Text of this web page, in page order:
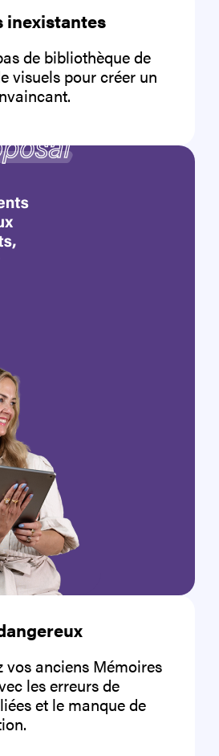
inexistantes
de bibliothèque de
visuels pour créer un
vos anciens Mémoires
les erreurs de
et le manque de